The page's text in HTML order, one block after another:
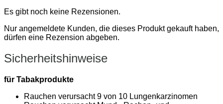
Es gibt noch keine Rezensionen.
Nur angemeldete Kunden, die dieses Produkt gekauft haben,
dürfen eine Rezension abgeben.
Sicherheitshinweise
für Tabakprodukte
Rauchen verursacht 9 von 10 Lungenkarzinomen